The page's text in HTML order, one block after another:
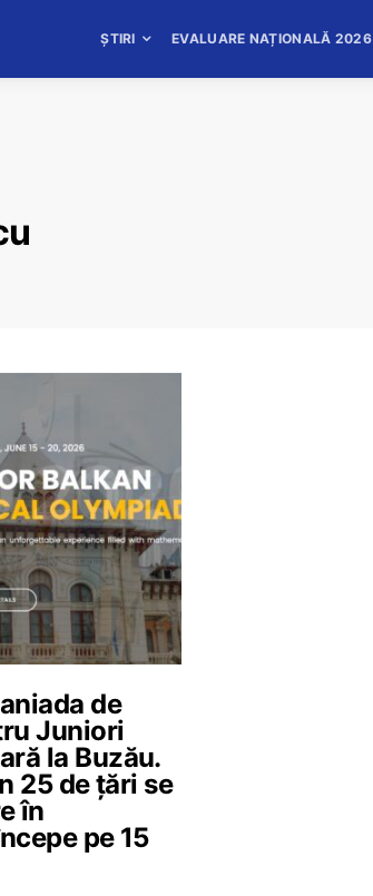
ȘTIRI EVALUARE NAȚIONALĂ 2026
de
Juniori
la Buzău.
25 de țări se
în
pe 15